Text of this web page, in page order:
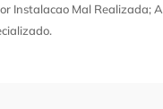
Instalacao Mal Realizada;